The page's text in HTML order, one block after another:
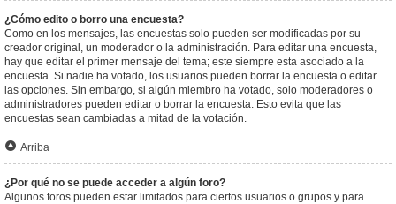
¿Cómo edito o borro una encuesta?
Como en los mensajes, las encuestas solo pueden ser modificadas por su
creador original, un moderador o la administración. Para editar una encuesta,
hay que editar el primer mensaje del tema; este siempre esta asociado a la
encuesta. Si nadie ha votado, los usuarios pueden borrar la encuesta o editar
las opciones. Sin embargo, si algún miembro ha votado, solo moderadores o
administradores pueden editar o borrar la encuesta. Esto evita que las
encuestas sean cambiadas a mitad de la votación.
Arriba
¿Por qué no se puede acceder a algún foro?
Algunos foros pueden estar limitados para ciertos usuarios o grupos y para